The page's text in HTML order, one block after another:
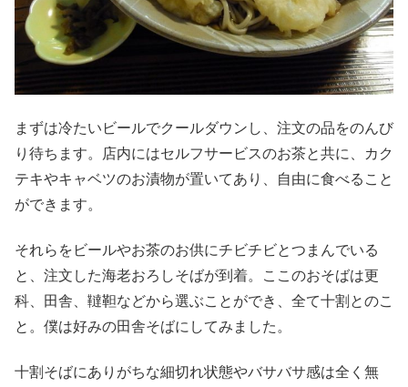
まずは冷たいビールでクールダウンし、注文の品をのんび
り待ちます。店内にはセルフサービスのお茶と共に、カク
テキやキャベツのお漬物が置いてあり、自由に食べること
ができます。
それらをビールやお茶のお供にチビチビとつまんでいる
と、注文した海老おろしそばが到着。ここのおそばは更
科、田舎、韃靼などから選ぶことができ、全て十割とのこ
と。僕は好みの田舎そばにしてみました。
十割そばにありがちな細切れ状態やバサバサ感は全く無